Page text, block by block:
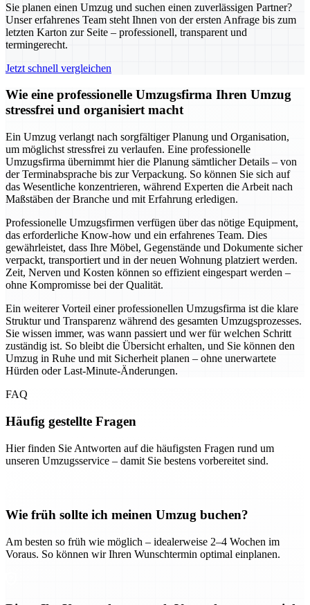
Sie planen einen Umzug und suchen einen zuverlässigen Partner?
Unser erfahrenes Team steht Ihnen von der ersten Anfrage bis zum
letzten Karton zur Seite – professionell, transparent und
termingerecht.
Jetzt schnell vergleichen
Wie eine professionelle Umzugsfirma Ihren Umzug
stressfrei und organisiert macht
Ein Umzug verlangt nach sorgfältiger Planung und Organisation,
um möglichst stressfrei zu verlaufen. Eine professionelle
Umzugsfirma übernimmt hier die Planung sämtlicher Details – von
der Terminabsprache bis zur Verpackung. So können Sie sich auf
das Wesentliche konzentrieren, während Experten die Arbeit nach
Maßstäben der Branche und mit Erfahrung erledigen.
Professionelle Umzugsfirmen verfügen über das nötige Equipment,
das erforderliche Know-how und ein erfahrenes Team. Dies
gewährleistet, dass Ihre Möbel, Gegenstände und Dokumente sicher
verpackt, transportiert und in der neuen Wohnung platziert werden.
Zeit, Nerven und Kosten können so effizient eingespart werden –
ohne Kompromisse bei der Qualität.
Ein weiterer Vorteil einer professionellen Umzugsfirma ist die klare
Struktur und Transparenz während des gesamten Umzugsprozesses.
Sie wissen immer, was wann passiert und wer für welchen Schritt
zuständig ist. So bleibt die Übersicht erhalten, und Sie können den
Umzug in Ruhe und mit Sicherheit planen – ohne unerwartete
Hürden oder Last-Minute-Änderungen.
FAQ
Häufig gestellte Fragen
Hier finden Sie Antworten auf die häufigsten Fragen rund um
unseren Umzugsservice – damit Sie bestens vorbereitet sind.
Wie früh sollte ich meinen Umzug buchen?
Am besten so früh wie möglich – idealerweise 2–4 Wochen im
Voraus. So können wir Ihren Wunschtermin optimal einplanen.